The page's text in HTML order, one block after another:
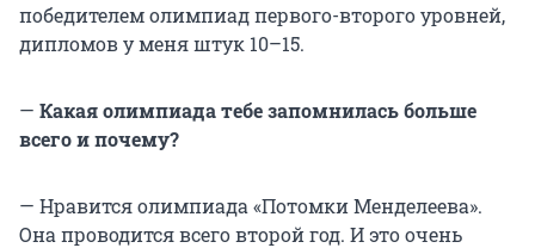
победителем олимпиад первого-второго уровней,
дипломов у меня штук 10–15.
— Какая олимпиада тебе запомнилась больше
всего и почему?
— Нравится олимпиада «Потомки Менделеева».
Она проводится всего второй год. И это очень